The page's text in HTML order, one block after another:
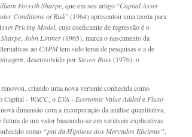
Forsyth Sharpe, que em seu artigo “Capital Asset
Conditions of Risk” (1964) apresentou uma teoria para
Pricing Model, cujo coeficiente de regressão é o
Sharpe,John Lintner(1965), marca o nascimento da
ao CAPMtem sido tema de pesquisas e a de
, desenvolvido porSteven Ross(1976), o
criando uma nova vertente conhecida como
Capital - WACC, oEVA-Economic Value AddedeFluxo
dimensão com a incorporação da análise quantitativa,
de um valor baseando-se em variáveis explicativas
como “pai da Hipótese dos Mercados Eficiente”,